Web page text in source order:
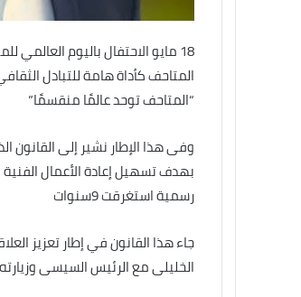
المتاحف كأداة هامة للتبادل
“المتاحف توحد عالمًا منقسمًا”
وفى هذا الإطار نشير إلى القانون
بهدف تسهيل إعادة الأعمال
رسمية استغرقت 9سنوات
جاء هذا القانون في إطار تعزيز
الخليلى مع الرئيس السيسى